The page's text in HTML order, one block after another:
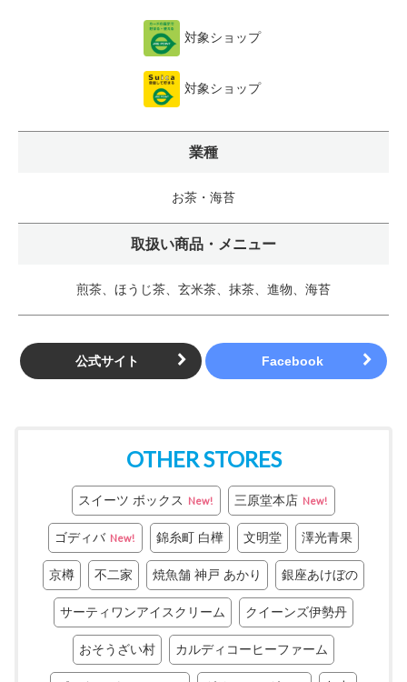
対象ショップ
対象ショップ
業種
お茶・海苔
取扱い商品・メニュー
煎茶、ほうじ茶、玄米茶、抹茶、進物、海苔
公式サイト
OTHER STORES
スイーツ ボックス New! 三原堂本店 New!
ゴディバ New! 錦糸町 白樺 文明堂 澤光青果
京樽 不二家 焼魚舗 神戸 あかり 銀座あけぼの
サーティワンアイスクリーム クイーンズ伊勢丹
おそうざい村 カルディコーヒーファーム